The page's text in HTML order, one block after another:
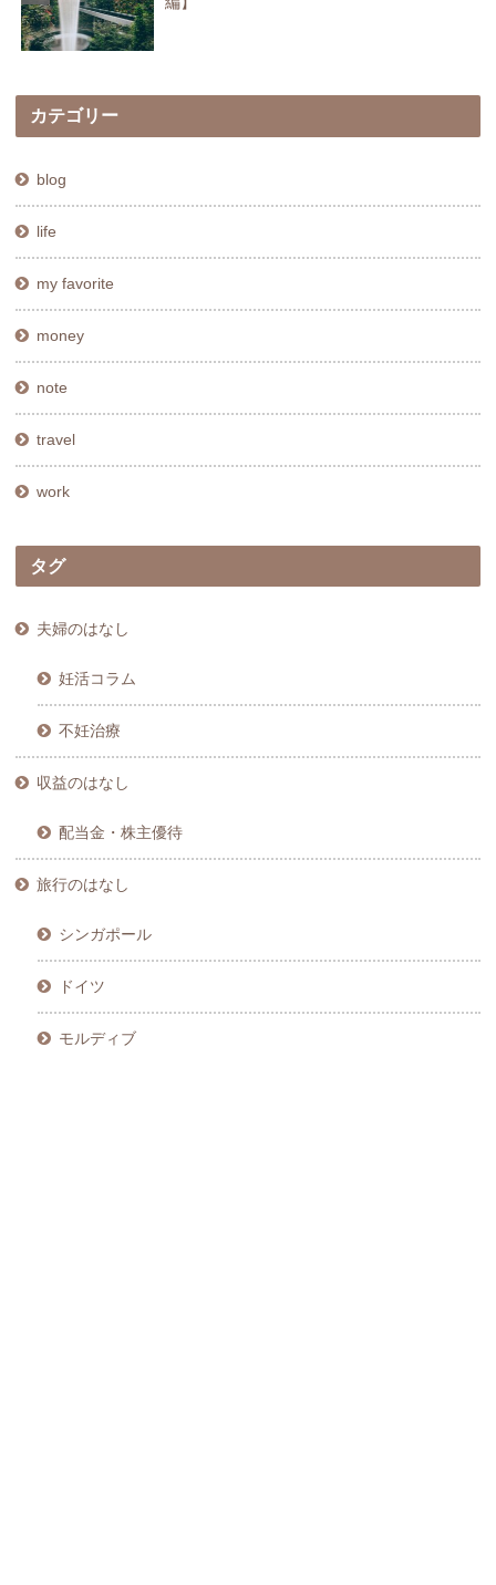
カテゴリー
blog
life
my favorite
money
note
travel
work
タグ
夫婦のはなし
妊活コラム
不妊治療
収益のはなし
配当金・株主優待
旅行のはなし
シンガポール
ドイツ
モルディブ